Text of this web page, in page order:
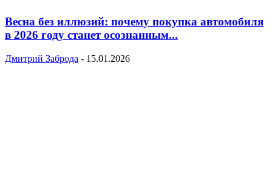
Весна без иллюзий: почему покупка автомобиля
в 2026 году станет осознанным...
Дмитрий Заброда - 15.01.2026